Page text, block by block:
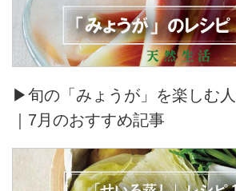
▶旬の「みょうが」を楽しむ
｜7月のおすすめ記事